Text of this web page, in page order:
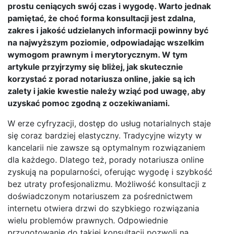
prostu ceniących swój czas i wygodę. Warto jednak
pamiętać, że choć forma konsultacji jest zdalna,
zakres i jakość udzielanych informacji powinny być
na najwyższym poziomie, odpowiadając wszelkim
wymogom prawnym i merytorycznym. W tym
artykule przyjrzymy się bliżej, jak skutecznie
korzystać z porad notariusza online, jakie są ich
zalety i jakie kwestie należy wziąć pod uwagę, aby
uzyskać pomoc zgodną z oczekiwaniami.
W erze cyfryzacji, dostęp do usług notarialnych staje
się coraz bardziej elastyczny. Tradycyjne wizyty w
kancelarii nie zawsze są optymalnym rozwiązaniem
dla każdego. Dlatego też, porady notariusza online
zyskują na popularności, oferując wygodę i szybkość
bez utraty profesjonalizmu. Możliwość konsultacji z
doświadczonym notariuszem za pośrednictwem
internetu otwiera drzwi do szybkiego rozwiązania
wielu problemów prawnych. Odpowiednie